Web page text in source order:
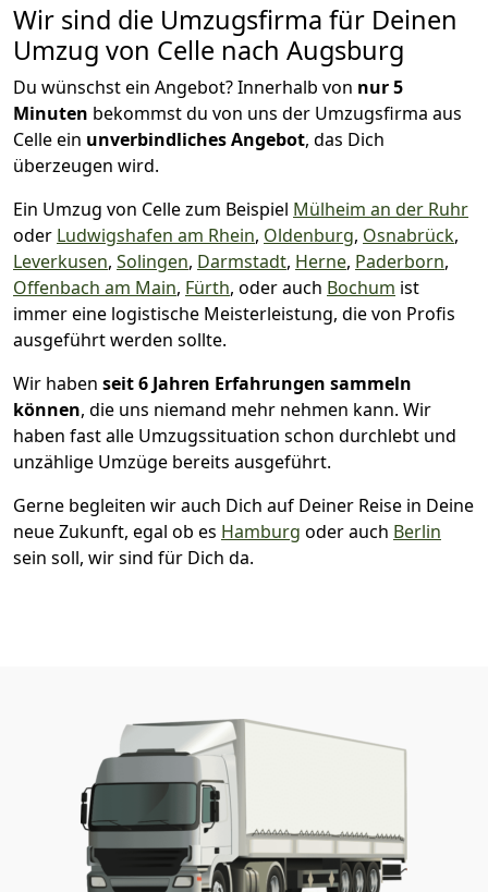
Wir sind die Umzugsfirma für Deinen
Umzug von Celle nach Augsburg
Du wünschst ein Angebot? Innerhalb von nur 5
Minuten bekommst du von uns der Umzugsfirma aus
Celle ein unverbindliches Angebot, das Dich
überzeugen wird.
Ein Umzug von Celle zum Beispiel Mülheim an der Ruhr
oder Ludwigshafen am Rhein, Oldenburg, Osnabrück,
Leverkusen, Solingen, Darmstadt, Herne, Paderborn,
Offenbach am Main, Fürth, oder auch Bochum ist
immer eine logistische Meisterleistung, die von Profis
ausgeführt werden sollte.
Wir haben seit6 Jahren Erfahrungen sammeln
können, die uns niemand mehr nehmen kann. Wir
haben fast alle Umzugssituation schon durchlebt und
unzählige Umzüge bereits ausgeführt.
Gerne begleiten wir auch Dich auf Deiner Reise in Deine
neue Zukunft, egal ob es Hamburg oder auch Berlin
sein soll, wir sind für Dich da.